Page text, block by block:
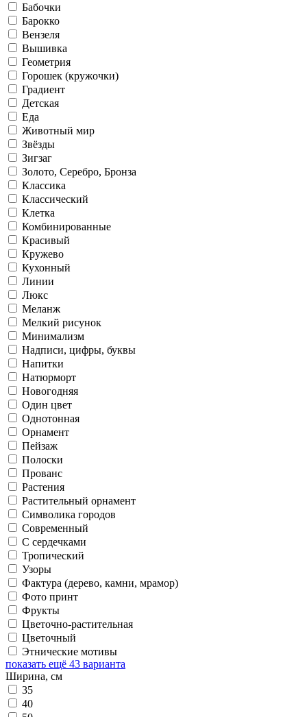
Бабочки
Барокко
Вензеля
Вышивка
Геометрия
Горошек (кружочки)
Градиент
Детская
Еда
Животный мир
Звёзды
Зигзаг
Золото, Серебро, Бронза
Классика
Классический
Клетка
Комбинированные
Красивый
Кружево
Кухонный
Линии
Люкс
Меланж
Мелкий рисунок
Минимализм
Надписи, цифры, буквы
Напитки
Натюрморт
Новогодняя
Один цвет
Однотонная
Орнамент
Пейзаж
Полоски
Прованс
Растения
Растительный орнамент
Символика городов
Современный
С сердечками
Тропический
Узоры
Фактура (дерево, камни, мрамор)
Фото принт
Фрукты
Цветочно-растительная
Цветочный
Этнические мотивы
показать ещё 43 варианта
Ширина, см
35
40